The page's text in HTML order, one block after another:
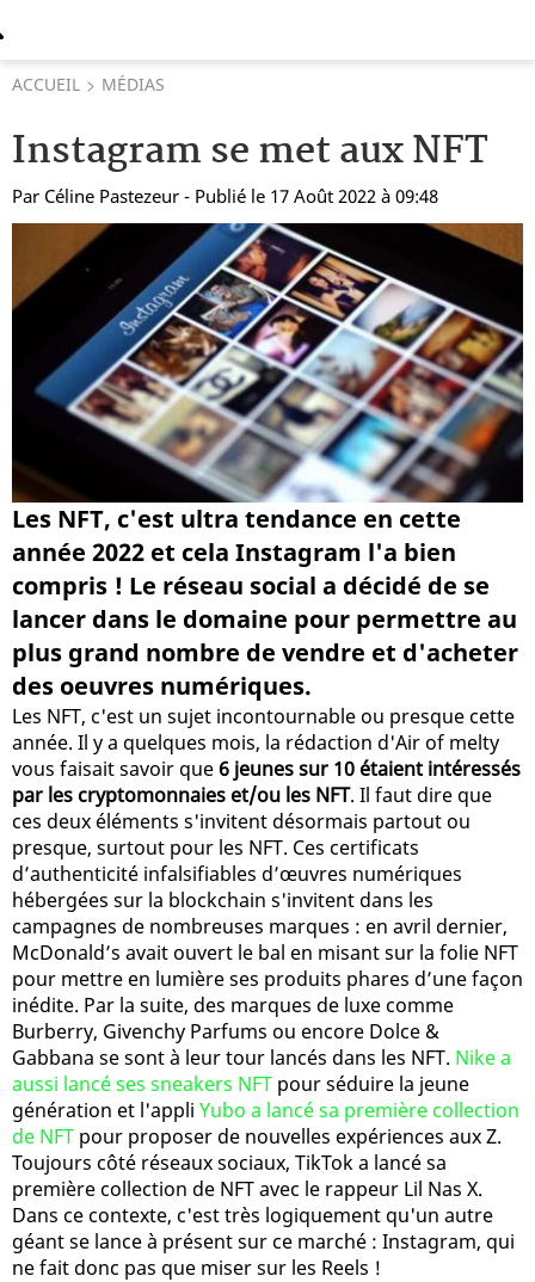
ACCUEIL MÉDIAS
Instagram se met aux NFT
Par Céline Pastezeur - Publié le 17 Août 2022 à 09:48
Les NFT, c'est ultra tendance en cette
année 2022 et cela Instagram l'a bien
compris ! Le réseau social a décidé de se
lancer dans le domaine pour permettre au
plus grand nombre de vendre et d'acheter
des oeuvres numériques.
Les NFT, c'est un sujet incontournable ou presque cette
année. Il y a quelques mois, la rédaction d'Air of melty
vous faisait savoir que6 jeunes sur 10 étaient intéressés
par les cryptomonnaies et/ou les NFT. Il faut dire que
ces deux éléments s'invitent désormais partout ou
presque, surtout pour les NFT. Ces certificats
d’authenticité infalsifiables d’œuvres numériques
hébergées sur la blockchain s'invitent dans les
campagnes de nombreuses marques : en avril dernier,
McDonald’s avait ouvert le bal en misant sur la folie NFT
pour mettre en lumière ses produits phares d’une façon
inédite. Par la suite, des marques de luxe comme
Burberry, Givenchy Parfums ou encore Dolce &
Gabbana se sont à leur tour lancés dans les NFT. Nike a
aussi lancé ses sneakers NFT pour séduire la jeune
génération et l'appli Yubo a lancé sa première collection
de NFT pour proposer de nouvelles expériences aux Z.
Toujours côté réseaux sociaux, TikTok a lancé sa
première collection de NFT avec le rappeur Lil Nas X.
Dans ce contexte, c'est très logiquement qu'un autre
géant se lance à présent sur ce marché : Instagram, qui
ne fait donc pas que miser sur les Reels !